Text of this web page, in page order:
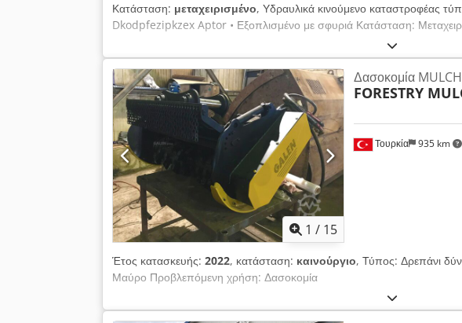
Κατάσταση: μεταχειρισμένο, Υδραυλικά κινούμενο καταστροφέας
Dkodpfezipkzex Aptor • Εξοπλισμένο με σφυριά Κατάσταση:
1 / 15
Τουρκία 935 km
Δασοκομία
FORESTRY
Έτος κατασκευής: 2022, κατάσταση: καινούργιο, Τύπος: Δρεπάνι
Μαύρο Προβλεπόμενη χρήση: Δασοκομία